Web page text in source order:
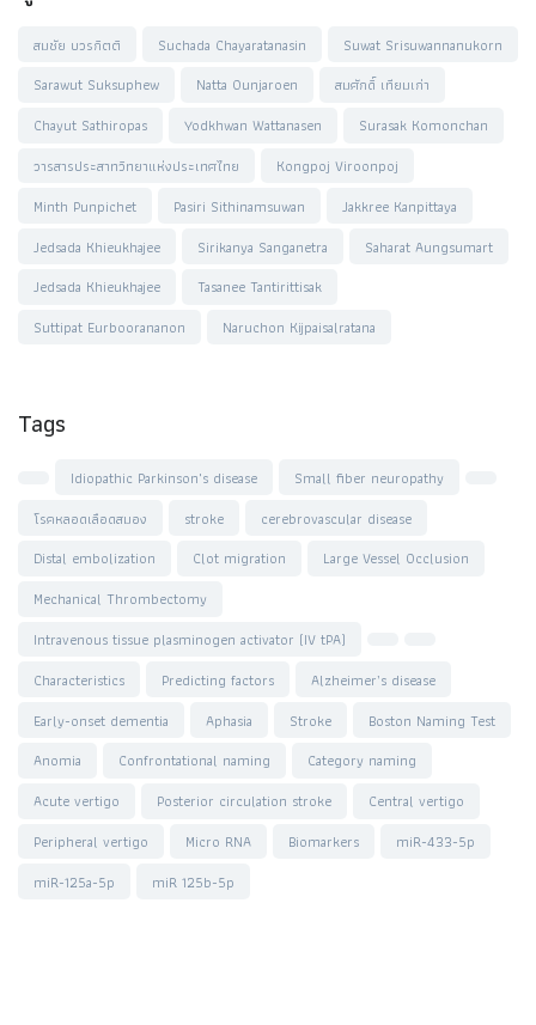
สมชัย บวรกิตติ Suchada Chayaratanasin
Suwat Srisuwannanukorn
Sarawut Suksuphew
Natta Ounjaroen
สมศักดิ์ เทียมเก่า
Chayut Sathiropas
Yodkhwan Wattanasen
Surasak Komonchan
วารสารประสาทวิทยาแห่งประเทศไทย
Kongpoj Viroonpoj
Minth Punpichet
Pasiri Sithinamsuwan
Jakkree Kanpittaya
Jedsada Khieukhajee
Sirikanya Sanganetra
Saharat Aungsumart
Jedsada Khieukhajee
Tasanee Tantirittisak
Suttipat Eurboorananon
Naruchon Kijpaisalratana
Tags
Idiopathic Parkinson's disease
Small fiber neuropathy
โรคหลอดเลือดสมอง
stroke
cerebrovascular disease
Distal embolization
Clot migration
Large Vessel Occlusion
Mechanical Thrombectomy
Intravenous tissue plasminogen activator (IV tPA)
Characteristics
Predicting factors
Alzheimer’s disease
Early-onset dementia
Aphasia Stroke
Boston Naming Test
Anomia
Confrontational naming
Category naming
Acute vertigo
Posterior circulation stroke
Central vertigo
Peripheral vertigo
Micro RNA Biomarkers
miR-433-5p
miR-125a-5p
miR 125b-5p